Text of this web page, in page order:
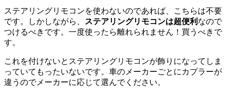
ステアリングリモコンを使わないのであれば、こちらは不要
です。しかしながら、
ステアリングリモコンは超便利 なので
つけるべきです。一度使ったら離れられません！買うべきで
す。
これを付けないとステアリングリモコンが飾りになってしま
っていてもったいないです。車のメーカーごとにカプラーが
違うのでメーカーに応じて選んでください。